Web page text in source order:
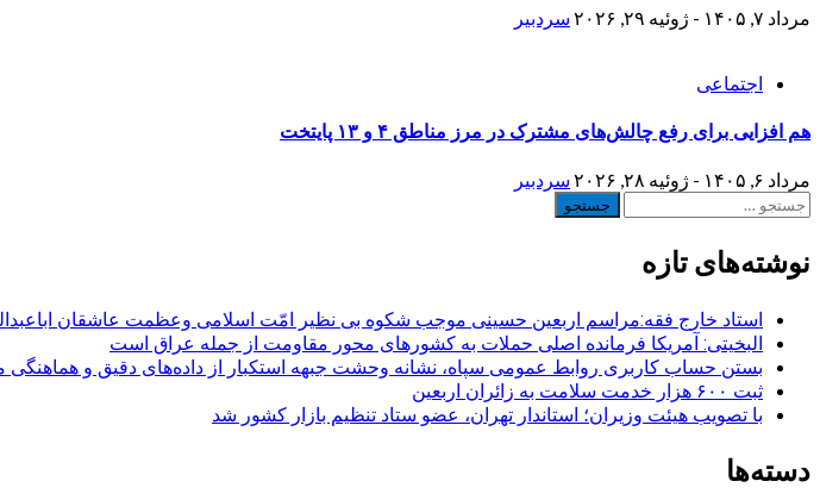
مرداد ۷, ۱۴۰۵ - ژوئیه ۲۹, ۲۰۲۶ سردبیر
اجتماعی
هم افزایی برای رفع چالش‌های مشترک در مرز مناطق ۴ و ۱۳ پایتخت
مرداد ۶, ۱۴۰۵ - ژوئیه ۲۸, ۲۰۲۶
سردبیر
جستجو
نوشته‌های تازه
استاد خارج فقه:مراسم اربعین حسینی موجب شکوه بی نظیر امّت اسلامی وعظمت عاشقان
البخیتی: آمریکا فرمانده اصلی حملات به کشورهای محور مقاومت از جمله عراق است
بستن حساب کاربری روابط عمومی سپاه، نشانه‌ وحشت جبهه استکبار از داده‌های دقیق و
ثبت ۶۰۰ هزار خدمت سلامت به زائران اربعین
با تصویب هیئت وزیران؛ استاندار تهران، عضو ستاد تنظیم بازار کشور شد
دسته‌ها